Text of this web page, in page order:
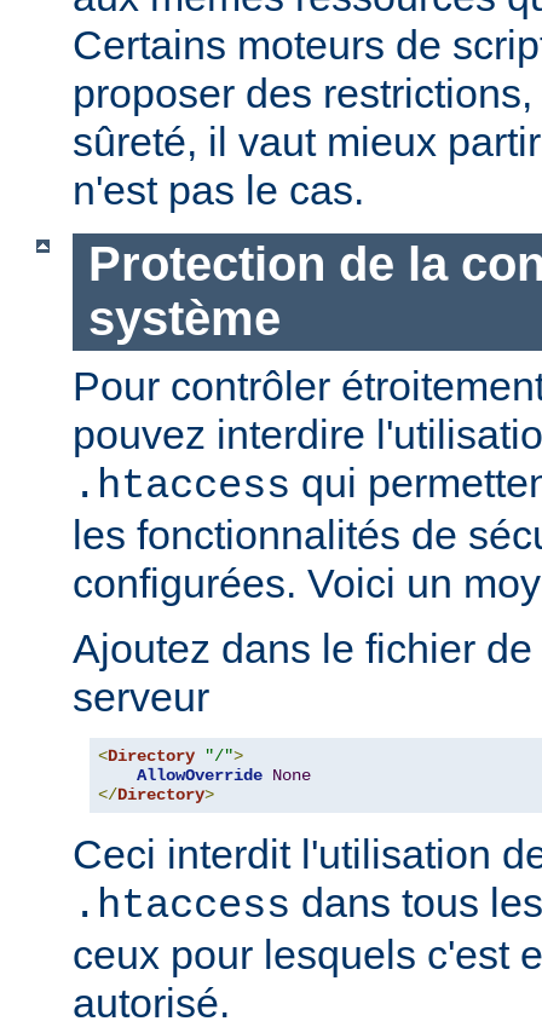
Certains moteurs de
proposer des
sûreté, il vaut mieux
n'est pas le cas.
Protection de la
système
Pour contrôler
pouvez interdire
.htaccess qui
les fonctionnalités de
configurées. Voici un
Ajoutez dans le fichier
serveur
<Directory "/">
AllowOverride None
</Directory>
Ceci interdit l'utilisation
.htaccess dans tous
ceux pour lesquels c'est
autorisé.